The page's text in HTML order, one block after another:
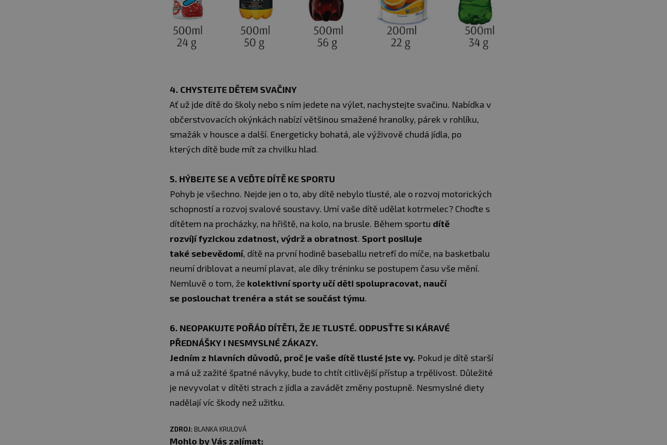
4. CHYSTEJTE DĚTEM SVAČINY
Ať už jde dítě do školy nebo s ním jedete na výlet, nachystejte svačinu. Nabídka v
občerstvovacích okýnkách nabízí většinou smažené hranolky, párek v rohlíku,
smažák v housce a další. Energeticky bohatá, ale výživově chudá jídla, po
kterých dítě bude mít za chvilku hlad.
5. HÝBEJTE SE A VEĎTE DÍTĚ KE SPORTU
Pohyb je všechno. Nejde jen o to, aby dítě nebylo tlusté, ale o rozvoj motorických
schopností a rozvoj svalové soustavy. Umí vaše dítě udělat kotrmelec? Choďte s
dítětem na procházky, na hřiště, na kolo, na brusle. Během sportu dítě
rozvíjí fyzickou zdatnost, výdrž a obratnost. Sport posiluje
také sebevědomí, dítě na první hodině baseballu netrefí do míče, na basketbalu
neumí driblovat a neumí plavat, ale díky tréninku se postupem času vše mění.
Nemluvě o tom, že kolektivní sporty učí děti spolupracovat, naučí
se poslouchat trenéra a stát se součást týmu.
6. NEOPAKUJTE POŘÁD DÍTĚTI, ŽE JE TLUSTÉ. ODPUSŤTE SI KÁRAVÉ
PŘEDNÁŠKY I NESMYSLNÉ ZÁKAZY.
Jedním z hlavních důvodů, proč je vaše dítě tlusté jste vy. Pokud je dítě starší
a má už zažité špatné návyky, bude to chtít citlivější přístup a trpělivost. Důležité
je nevyvolat v dítěti strach z jídla a zavádět změny postupně. Nesmyslné diety
nadělají víc škody než užitku.
ZDROJ: BLANKA KRULOVÁ
Mohlo by Vás zajímat: